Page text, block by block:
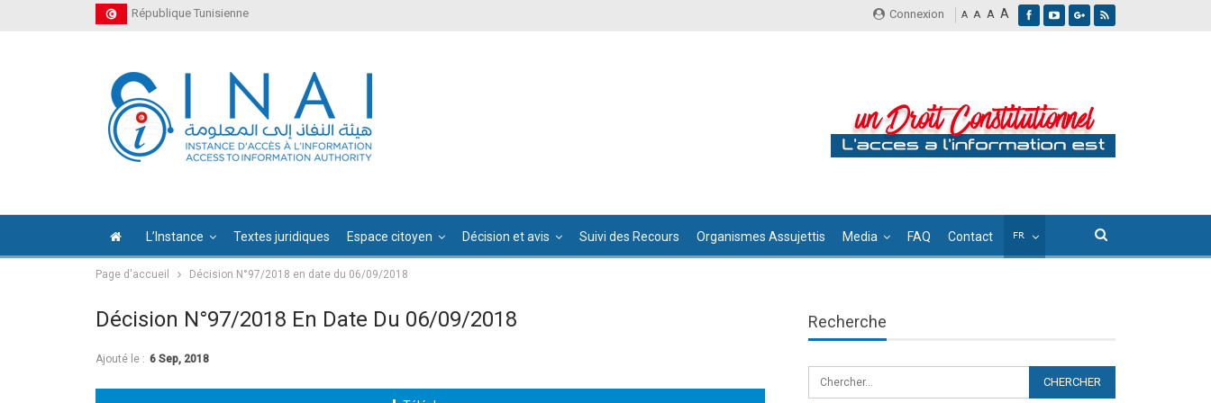
Connexion A A A A
République Tunisienne
L’Instance Textes juridiques Espace citoyen Décision et avis Suivi des Recours Organismes Assujettis Media FAQ Contact
Page d'accueil Décision N°97/2018 en date du 06/09/2018
Décision N°97/2018 En Date Du 06/09/2018
Ajouté le : 6 Sep, 2018
Recherche